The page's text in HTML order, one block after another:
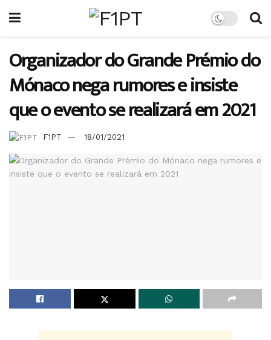
Organizador do Grande Prémio do
Mónaco nega rumores e insiste
que o evento se realizará em 2021
F1PT 18/01/2021